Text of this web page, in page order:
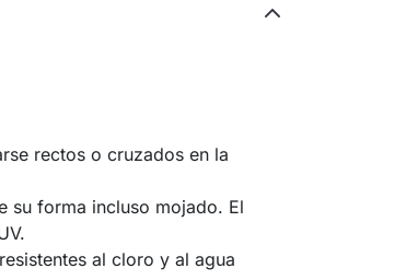
rectos o cruzados en la
su forma incluso mojado. El
al cloro y al agua